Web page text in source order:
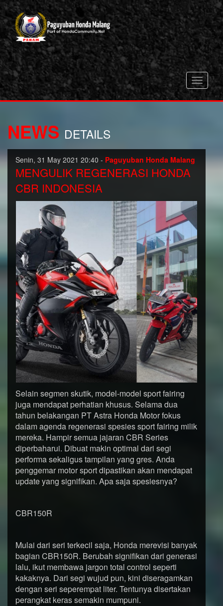
Toggle
NEWS DETAILS
Senin, 31 May 2021 20:40 - Paguyuban Honda Malang
MENGULIK REGENERASI HONDA
CBR INDONESIA
Selain segmen skutik, model-model sport fairing
juga mendapat perhatian khusus. Selama dua
tahun belakangan PT Astra Honda Motor fokus
dalam agenda regenerasi spesies sport fairing milik
mereka. Hampir semua jajaran CBR Series
diperbaharui. Dibuat makin optimal dari segi
performa sekaligus tampilan yang gres. Anda
penggemar motor sport dipastikan akan mendapat
update yang signifikan. Apa saja spesiesnya?
CBR150R
Mulai dari seri terkecil saja, Honda merevisi banyak
bagian CBR150R. Berubah signifikan dari generasi
lalu, ikut membawa jargon total control seperti
kakaknya. Dari segi wujud pun, kini diseragamkan
dengan seri seperempat liter. Tentunya disertakan
perangkat keras semakin mumpuni.